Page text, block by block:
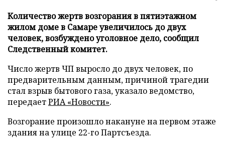
Количество жертв возгорания в пятиэтажном
жилом доме в Самаре увеличилось до двух
человек, возбуждено уголовное дело, сообщил
Следственный комитет.
Число жертв ЧП выросло до двух человек, по
предварительным данным, причиной трагедии
стал взрыв бытового газа, указало ведомство,
передаетРИА «Новости».
Возгорание произошло накануне на первом этаже
здания на улице 22-го Партсъезда.